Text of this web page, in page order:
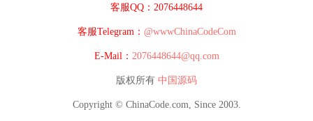
客服QQ：2076448644
客服Telegram： @wwwChinaCodeCom
E-Mail： 2076448644@qq.com
版权所有 中国源码
Copyright © ChinaCode.com, Since 2003.